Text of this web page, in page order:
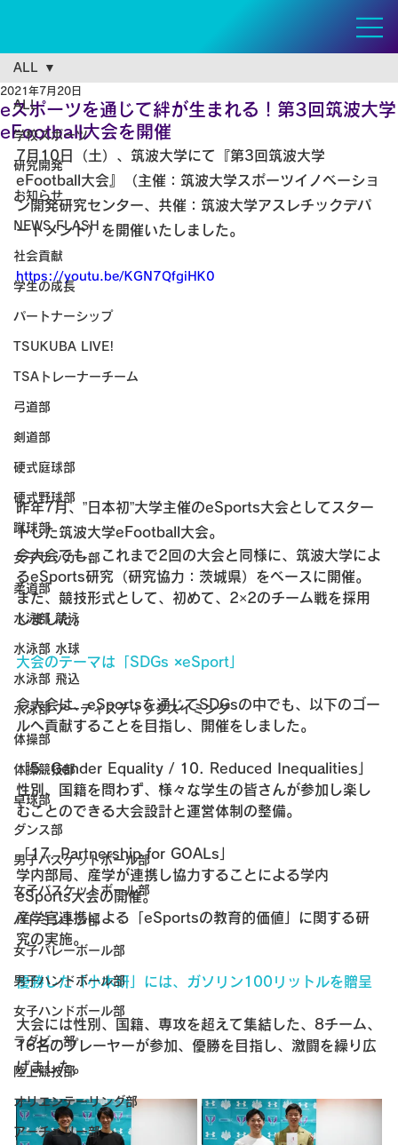
ALL
学校スポーツ
研究開発
お知らせ
NEWS FLASH
社会貢献
学生の成長
パートナーシップ
TSUKUBA LIVE!
TSAトレーナーチーム
弓道部
剣道部
硬式庭球部
硬式野球部
蹴球部
女子サッカー部
柔道部
水泳部 競泳
水泳部 水球
水泳部 飛込
水泳部 アーティスティックスイミング
体操部
体操競技部
卓球部
ダンス部
男子バスケットボール部
女子バスケットボール部
バドミントン部
女子バレーボール部
男子ハンドボール部
女子ハンドボール部
ラグビー部
陸上競技部
オリエンテーリング部
アーチェリー部
ALL
eスポーツを通じて絆が生まれる！第3回筑波大学
eFootball大会を開催
2021年7月20日
7月10日（土）、筑波大学にて『第3回筑波大学
eFootball大会』（主催：筑波大学スポーツイノベーショ
ン開発研究センター、共催：筑波大学アスレチックデパ
ートメント）を開催いたしました。
https://youtu.be/KGN7QfgiHK0
昨年7月、”日本初”大学主催のeSports大会としてスター
トした筑波大学eFootball大会。
今大会でも、これまで2回の大会と同様に、筑波大学によ
るeSports研究（研究協力：茨城県）をベースに開催。
また、競技形式として、初めて、2×2のチーム戦を採用
しました。
大会のテーマは「 SDGs ×eSport
今大会は、eSportsを通じてSDGsの中でも、以下のゴー
ルへ貢献することを目指し、開催をしました。
「5. Gender Equality / 10. Reduced Inequalities」
性別、国籍を問わず、様々な学生の皆さんが参加し楽し
むことのできる大会設計と運営体制の整備。
「17. Partnership for GOALs」
学内部局、産学が連携し協力することによる学内
eSports大会の開催。
産学官連携による「eSportsの教育的価値」に関する研
究の実施。
優勝した「小木研」には、ガソリン100リットルを贈呈
大会には性別、国籍、専攻を超えて集結した、8チーム、
16名のプレーヤーが参加、優勝を目指し、激闘を繰り広
げました。